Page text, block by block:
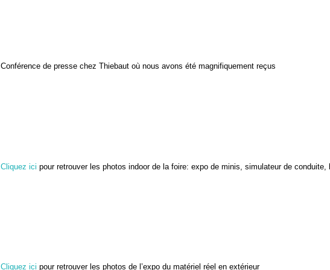
Conférence de presse chez Thiebaut où nous avons été magnifiquement reçus
Cliquez ici pour retrouver les photos indoor de la foire: expo de minis, simulateur de conduite,
Cliquez ici pour retrouver les photos de l’expo du matériel réel en extérieur